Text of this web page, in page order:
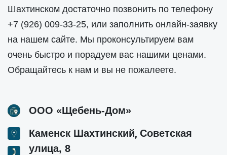
Шахтинском достаточно позвонить по телефону
+7 (926) 009-33-25, или заполнить онлайн-заявку
на нашем сайте. Мы проконсультируем вам
очень быстро и порадуем вас нашими ценами.
Обращайтесь к нам и вы не пожалеете.
ООО «Щебень-Дом»
Каменск Шахтинский, Советская
улица, 8